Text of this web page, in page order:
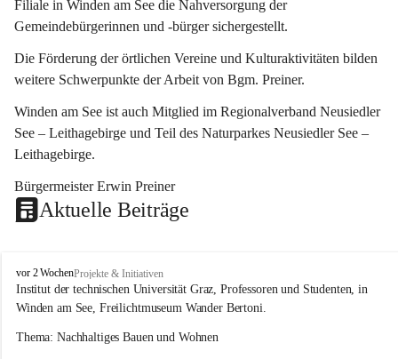
Filiale in Winden am See die Nahversorgung der
Gemeindebürgerinnen und -bürger sichergestellt.
Die Förderung der örtlichen Vereine und Kulturaktivitäten bilden
weitere Schwerpunkte der Arbeit von Bgm. Preiner.
Winden am See ist auch Mitglied im Regionalverband Neusiedler
See – Leithagebirge und Teil des Naturparkes Neusiedler See –
Leithagebirge.
Bürgermeister Erwin Preiner
Aktuelle Beiträge
W
i
n
e
vor 2 WochenProjekte & Initiativen
Institut der technischen Universität Graz, Professoren und Studenten, in
Winden am See, Freilichtmuseum Wander Bertoni.
Thema: Nachhaltiges Bauen und Wohnen